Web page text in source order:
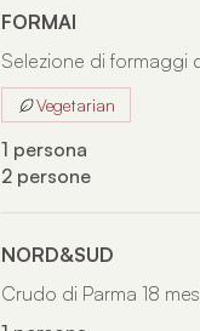
FORMAI
Selezione di formaggi
1 persona
2 persone
Vegetarian
NORD&SUD
Crudo di Parma 18